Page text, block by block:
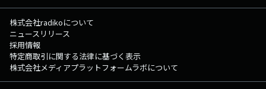
株式会社radikoについて
ニュースリリース
採用情報
特定商取引に関する法律に基づく表示
株式会社メディアプラットフォームラボについて